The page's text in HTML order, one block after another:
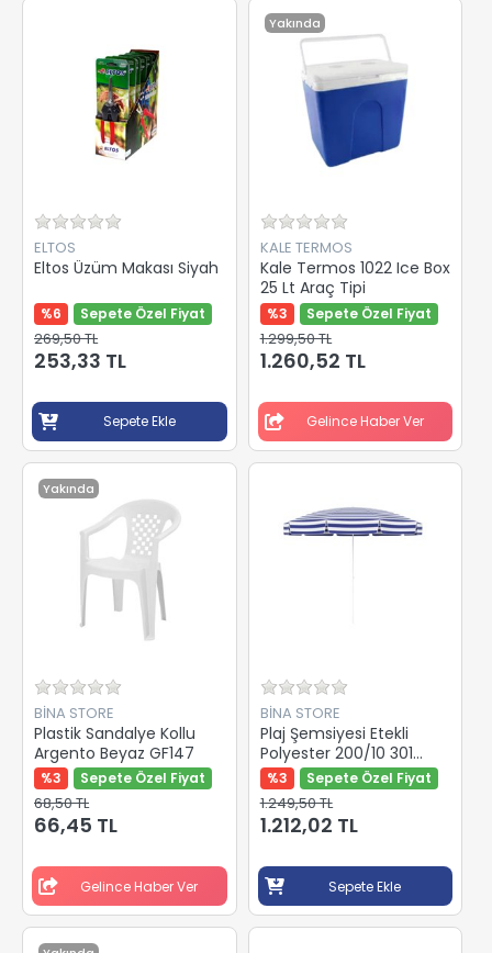
ELTOS
Eltos Üzüm Makası Siyah
%6 Sepete Özel Fiyat
269,50 TL
253,33 TL
Sepete Ekle
Yakında
KALE TERMOS
Kale Termos 1022 Ice Box
25 Lt Araç Tipi
%3 Sepete Özel Fiyat
1.299,50 TL
1.260,52 TL
Gelince Haber Ver
Yakında
BİNA STORE
Plastik Sandalye Kollu
Argento Beyaz GF147
%3 Sepete Özel Fiyat
68,50 TL
66,45 TL
Gelince Haber Ver
BİNA STORE
Plaj Şemsiyesi Etekli
Polyester 200/10 301
Mavi - Beyaz Çizgili
%3 Sepete Özel Fiyat
1.249,50 TL
1.212,02 TL
Sepete Ekle